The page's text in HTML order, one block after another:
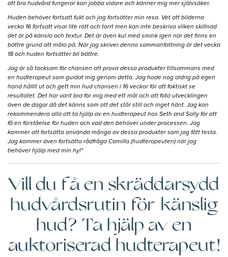
att bra hudvård fungerar kan jobba vidare och känner mig mer självsäker.
Huden behöver fortsatt fukt och jag fortsätter min resa. Vet att bilderna
vecka 16 fortsatt visar lite rött och torrt men kan inte beskriva vilken skillnad
det är på känsla och textur. Det är även kul med smink igen när det finns en
bättre grund att måla på. När jag skriver denna sammanfattning är det vecka
18 och huden fortsätter bli bättre.
Jag är så tacksam för chansen att prova dessa produkter tillsammans med
en hudterapeut som guidat mig genom detta. Jag hade nog aldrig på egen
hand hållit ut och gett min hud chansen i 16 veckor för att faktiskt se
resultatet. Det har varit bra för mig med ett mål och att fota utvecklingen
även de dagar då det känns som att det står still och inget hänt. Jag kan
rekommendera alla att ta hjälp av en hudterapeut hos Seth and Sally för att
få en förståelse för huden och vad den behöver under processen. Jag
kommer att fortsätta använda många av dessa produkter som jag fått testa.
Jag kommer även fortsätta rådfråga Camilla (hudterapeuten) när jag
behöver hjälp med min hy!"
Vill du få en skräddarsydd
hudvårdsrutin för känslig
hud? Ta hjälp av en
auktoriserad hudterapeut!